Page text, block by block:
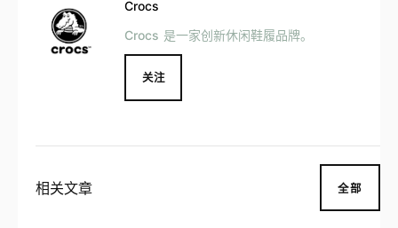
Crocs
Crocs 是一家创新休闲鞋履品牌。
关注
相关文章 全部